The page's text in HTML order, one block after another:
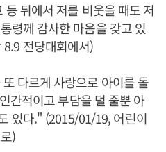
뒤에서 저를 비웃을 때도 저
령께 감사한 마음을 갖고 있
전당대회에서)
다르게 사랑으로 아이를 돌
간적이고 부담을 덜 줄뿐 아
있다." (2015/01/19, 어린이
)